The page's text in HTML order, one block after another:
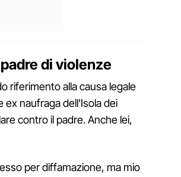
di violenze
riferimento alla causa legale
ex naufraga dell'Isola dei
contro il padre. Anche lei,
per diffamazione, ma mio